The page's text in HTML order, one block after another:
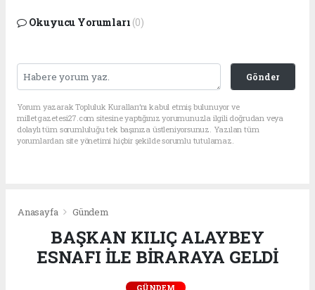
Okuyucu Yorumları (0)
Gönder
Yorum yazarak Topluluk Kuralları’nı kabul etmiş bulunuyor ve
milletgazetesi27.com sitesine yaptığınız yorumunuzla ilgili doğrudan veya
dolaylı tüm sorumluluğu tek başınıza üstleniyorsunuz. Yazılan tüm
yorumlardan site yönetimi hiçbir şekilde sorumlu tutulamaz.
Anasayfa Gündem
BAŞKAN KILIÇ ALAYBEY
ESNAFI İLE BİRARAYA GELDİ
GÜNDEM